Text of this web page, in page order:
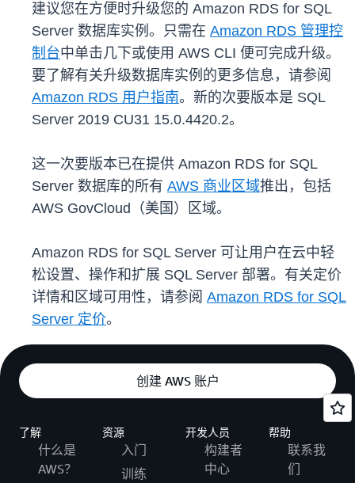
建议您在方便时升级您的 Amazon RDS for SQL
Server 数据库实例。只需在 Amazon RDS 管理控
制台中单击几下或使用 AWS CLI 便可完成升级。
要了解有关升级数据库实例的更多信息，请参阅
Amazon RDS 用户指南。新的次要版本是 SQL
Server 2019 CU31 15.0.4420.2。
这一次要版本已在提供 Amazon RDS for SQL
Server 数据库的所有 AWS 商业区域推出，包括
AWS GovCloud（美国）区域。
Amazon RDS for SQL Server 可让用户在云中轻
松设置、操作和扩展 SQL Server 部署。有关定价
详情和区域可用性，请参阅 Amazon RDS for SQL
Server 定价。
创建 AWS 账户
了解
什么是
AWS？
资源
入门
训练
开发人员
构建者
中心
帮助
联系我
们